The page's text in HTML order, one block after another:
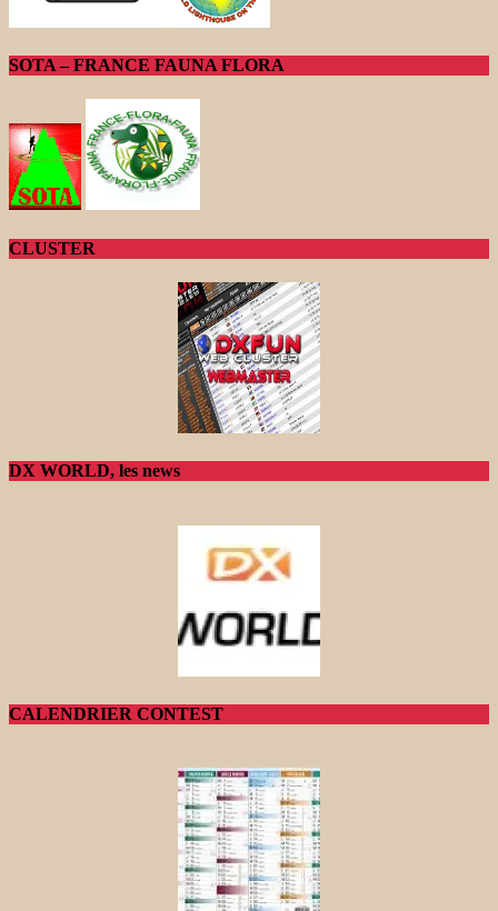
SOTA – FRANCE FAUNA FLORA
CLUSTER
DX WORLD, les news
CALENDRIER CONTEST